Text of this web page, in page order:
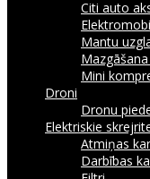
Citi auto
Mantu
Mini
Droni
Dronu
Elektriskie
Atmiņas
Darbības